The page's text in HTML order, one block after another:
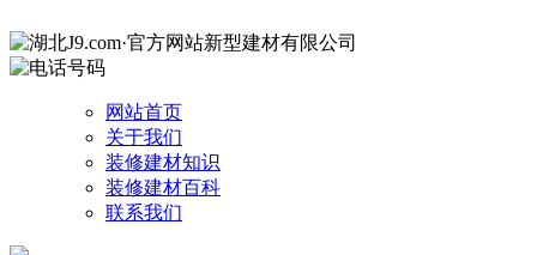
网站首页
关于我们
装修建材知识
装修建材百科
联系我们